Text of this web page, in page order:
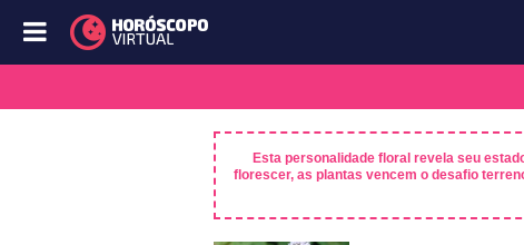
Esta personalidade floral revela seu
florescer, as plantas vencem o desafio